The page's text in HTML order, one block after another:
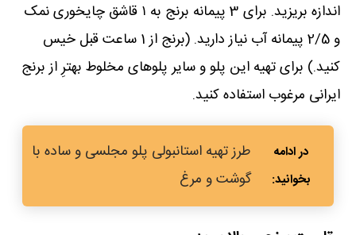
اندازه بریزید. برای 3 پیمانه برنج به ۱ قاشق چایخوری نمک
و 2/5 پیمانه آب نیاز دارید. (برنج از 1 ساعت قبل خیس
کنید.) برای تهیه این پلو و سایر پلوهای مخلوط بهترِ از برنج
ایرانی مرغوب استفاده کنید.
طرز تهیه استانبولی پلو مجلسی و ساده با
گوشت و مرغ